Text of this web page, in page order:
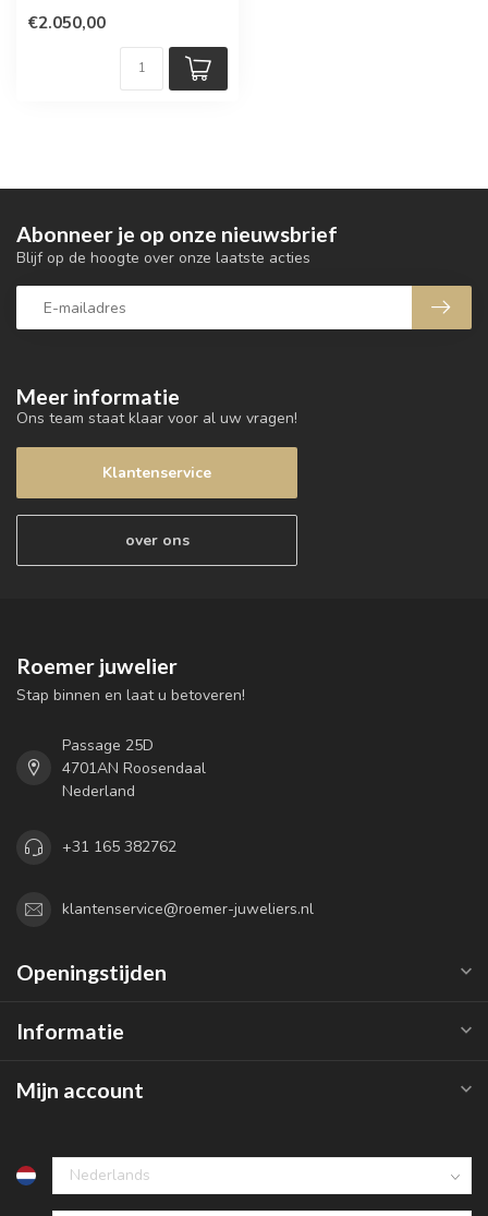
€2.050,00
Meer informatie
Ons team staat klaar voor al uw vragen!
Klantenservice
over ons
Abonneer je op onze nieuwsbrief
Blijf op de hoogte over onze laatste acties
Roemer juwelier
Stap binnen en laat u betoveren!
Passage 25D
4701AN Roosendaal
Nederland
+31 165 382762
klantenservice@roemer-juweliers.nl
Openingstijden
Informatie
Mijn account